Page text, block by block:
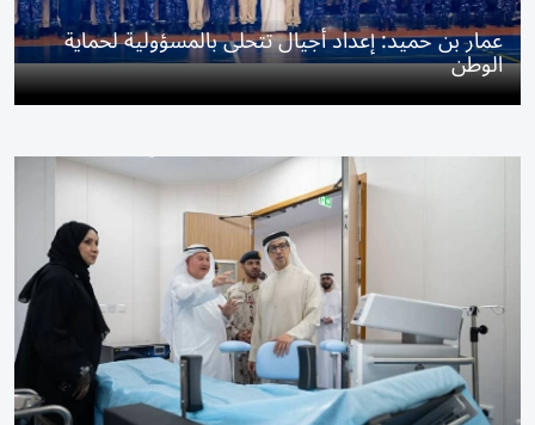
عمار بن حميد: إعداد أجيال تتحلى بالمسؤولية لحماية
الوطن